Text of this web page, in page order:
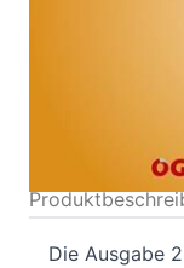
Bibliografische
Die Ausgabe